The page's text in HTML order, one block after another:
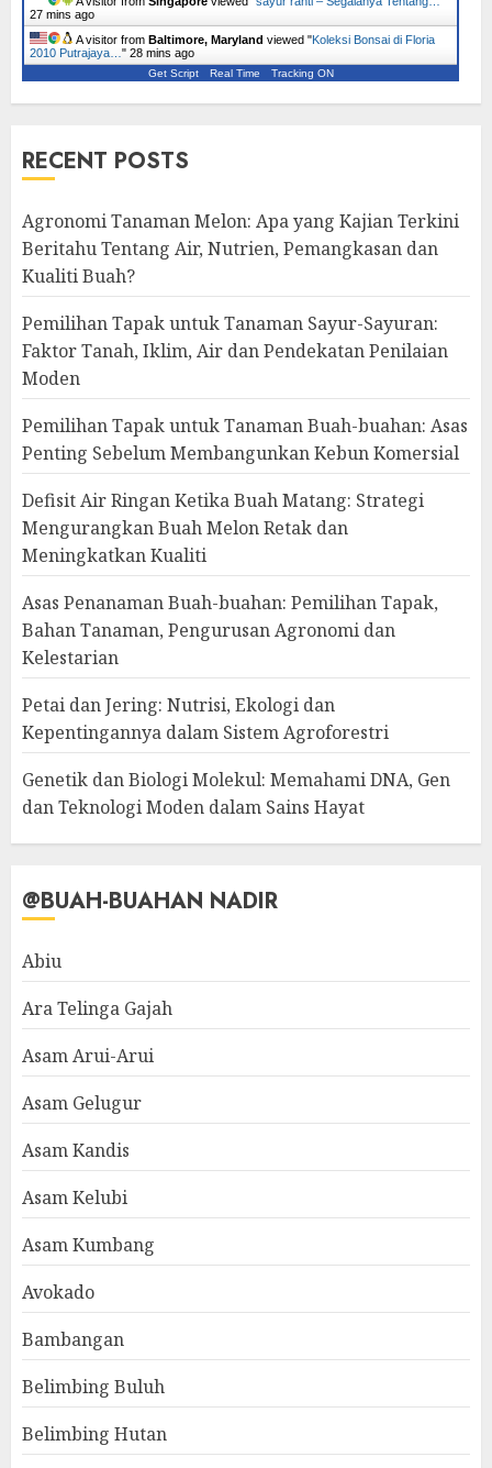
27 mins ago
A visitor from Baltimore, Maryland viewed "Koleksi Bonsai di Floria
2010 Putrajaya… " 29 mins ago
Get Script Real Time Tracking ON
RECENT POSTS
Agronomi Tanaman Melon: Apa yang Kajian Terkini
Beritahu Tentang Air, Nutrien, Pemangkasan dan
Kualiti Buah?
Pemilihan Tapak untuk Tanaman Sayur-Sayuran:
Faktor Tanah, Iklim, Air dan Pendekatan Penilaian
Moden
Pemilihan Tapak untuk Tanaman Buah-buahan: Asas
Penting Sebelum Membangunkan Kebun Komersial
Defisit Air Ringan Ketika Buah Matang: Strategi
Mengurangkan Buah Melon Retak dan
Meningkatkan Kualiti
Asas Penanaman Buah-buahan: Pemilihan Tapak,
Bahan Tanaman, Pengurusan Agronomi dan
Kelestarian
Petai dan Jering: Nutrisi, Ekologi dan
Kepentingannya dalam Sistem Agroforestri
Genetik dan Biologi Molekul: Memahami DNA, Gen
dan Teknologi Moden dalam Sains Hayat
@BUAH-BUAHAN NADIR
Abiu
Ara Telinga Gajah
Asam Arui-Arui
Asam Gelugur
Asam Kandis
Asam Kelubi
Asam Kumbang
Avokado
Bambangan
Belimbing Buluh
Belimbing Hutan